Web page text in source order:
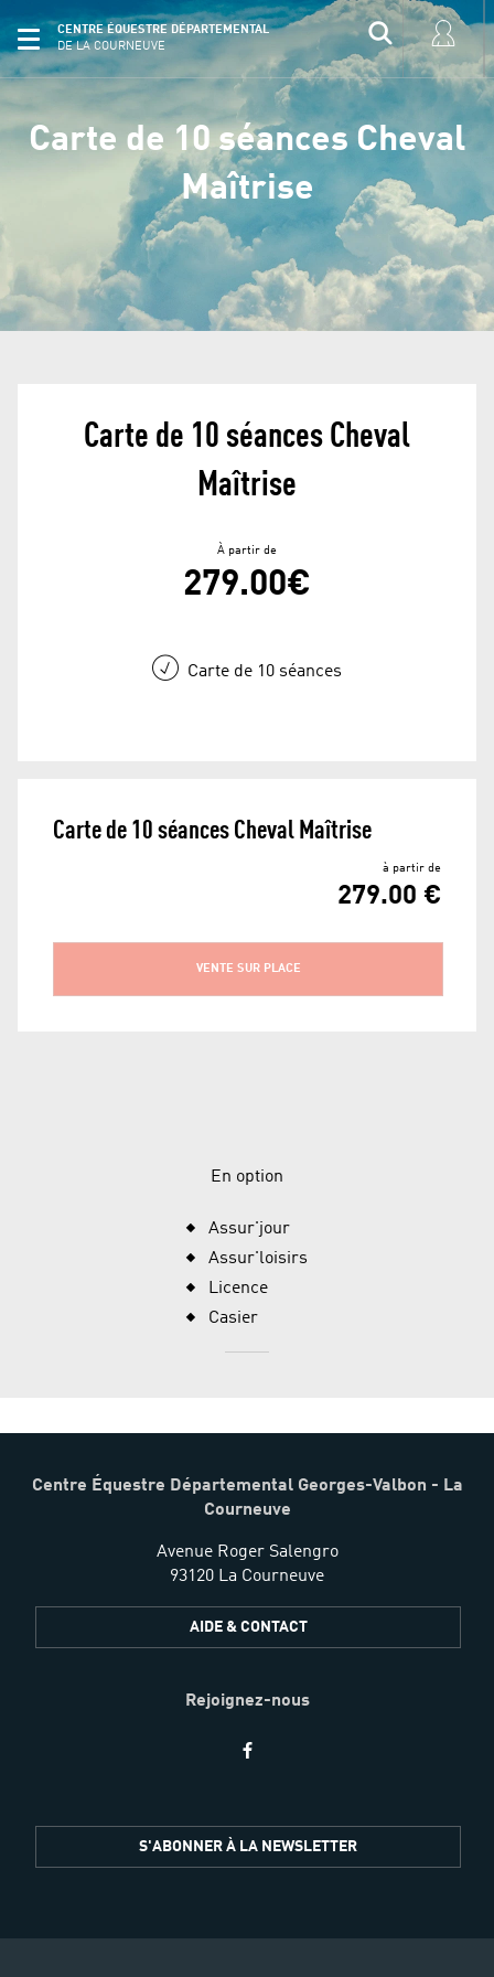
CENTRE ÉQUESTRE DÉPARTEMENTAL
DE LA COURNEUVE
Carte de 10 séances Cheval
Maîtrise
Carte de 10 séances Cheval
Maîtrise
À partir de
279.00€
Carte de 10 séances
Carte de 10 séances Cheval Maîtrise
à partir de
279.00 €
VENTE SUR PLACE
En option
Assur'jour
Assur'loisirs
Licence
Casier
Centre Équestre Départemental Georges-Valbon - La
Courneuve
Avenue Roger Salengro
93120 La Courneuve
AIDE & CONTACT
Rejoignez-nous
informés
S'ABONNER À LA NEWSLETTER